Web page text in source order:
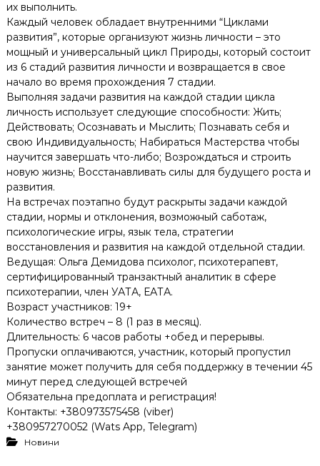
их выполнить.
Каждый человек обладает внутренними “Циклами
развития”, которые организуют жизнь личности – это
мощный и универсальный цикл Природы, который состоит
из 6 стадий развития личности и возвращается в свое
начало во время прохождения 7 стадии.
Выполняя задачи развития на каждой стадии цикла
личность использует следующие способности: Жить;
Действовать; Осознавать и Мыслить; Познавать себя и
свою Индивидуальность; Набираться Мастерства чтобы
научится завершать что-либо; Возрождаться и строить
новую жизнь; Восстанавливать силы для будущего роста и
развития.
На встречах поэтапно будут раскрыты задачи каждой
стадии, нормы и отклонения, возможный саботаж,
психологические игры, язык тела, стратегии
восстановления и развития на каждой отдельной стадии.
Ведущая: Ольга Демидова психолог, психотерапевт,
сертифицированный транзактный аналитик в сфере
психотерапии, член УАТА, ЕАТА.
Возраст участников: 19+
Количество встреч – 8 (1 раз в месяц).
Длительность: 6 часов работы +обед и перерывы.
Пропуски оплачиваются, участник, который пропустил
занятие может получить для себя поддержку в течении 45
минут перед следующей встречей
Обязательна предоплата и регистрация!
Контакты: +380973575458 (viber)
+380957270052 (Wats App, Telegram)
Новини